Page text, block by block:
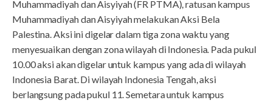
Muhammadiyah dan Aisyiyah (FR PTMA), ratusan kampus
Muhammadiyah dan Aisyiyah melakukan Aksi Bela
Palestina. Aksi ini digelar dalam tiga zona waktu yang
menyesuaikan dengan zona wilayah di Indonesia. Pada pukul
10.00 aksi akan digelar untuk kampus yang ada di wilayah
Indonesia Barat. Di wilayah Indonesia Tengah, aksi
berlangsung pada pukul 11. Semetara untuk kampus